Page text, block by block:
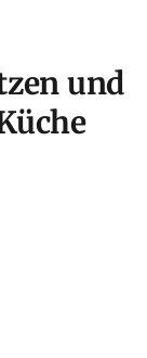
und